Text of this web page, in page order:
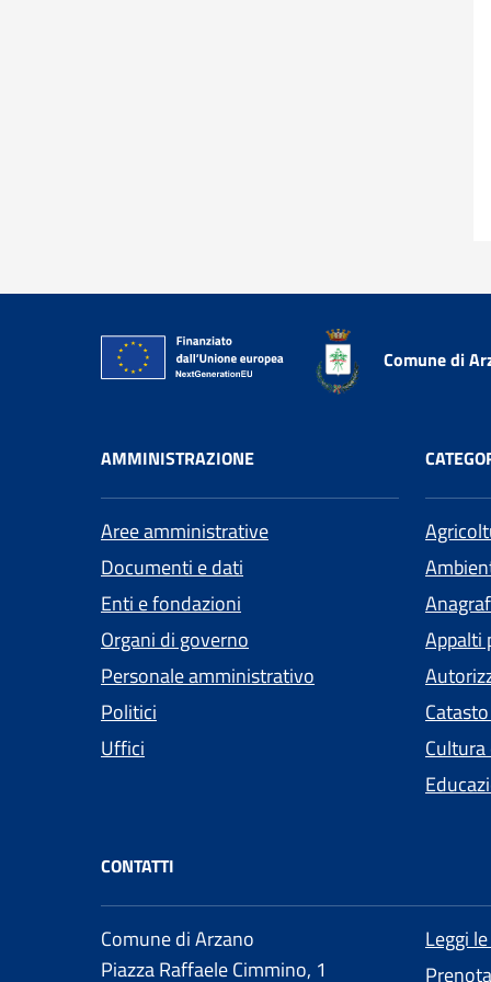
Comune di
AMMINISTRAZIONE
Aree amministrative
Documenti e dati
Enti e fondazioni
Organi di governo
Personale amministrativo
Politici
Uffici
Appalti
CONTATTI
Comune di Arzano
Piazza Raffaele Cimmino, 1
Leggi